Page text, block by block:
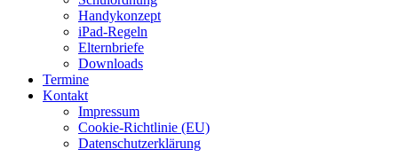
Handykonzept
iPad-Regeln
Elternbriefe
Downloads
Termine
Kontakt
Impressum
Cookie-Richtlinie (EU)
Datenschutzerklärung